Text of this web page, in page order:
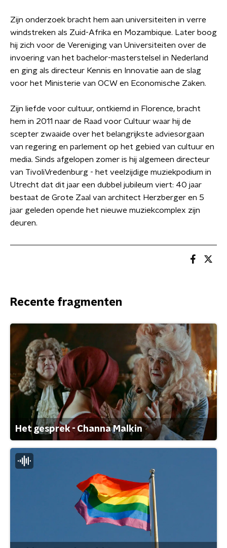
Zijn onderzoek bracht hem aan universiteiten in verre
windstreken als Zuid-Afrika en Mozambique. Later boog
hij zich voor de Vereniging van Universiteiten over de
invoering van het bachelor-masterstelsel in Nederland
en ging als directeur Kennis en Innovatie aan de slag
voor het Ministerie van OCW en Economische Zaken.
Zijn liefde voor cultuur, ontkiemd in Florence, bracht
hem in 2011 naar de Raad voor Cultuur waar hij de
scepter zwaaide over het belangrijkste adviesorgaan
van regering en parlement op het gebied van cultuur en
media. Sinds afgelopen zomer is hij algemeen directeur
van TivoliVredenburg - het veelzijdige muziekpodium in
Utrecht dat dit jaar een dubbel jubileum viert: 40 jaar
bestaat de Grote Zaal van architect Herzberger en 5
jaar geleden opende het nieuwe muziekcomplex zijn
deuren.
Recente fragmenten
Het gesprek - Channa Malkin